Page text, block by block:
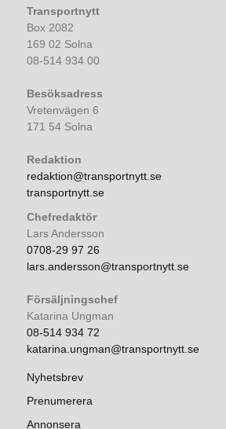
Transportnytt
Box 2082
169 02 Solna
08-514 934 00
Besöksadress
Vretenvägen 6
171 54 Solna
Redaktion
redaktion@transportnytt.se
transportnytt.se
Chefredaktör
Lars Andersson
0708-29 97 26
lars.andersson@transportnytt.se
Försäljningschef
Katarina Ungman
08-514 934 72
katarina.ungman@transportnytt.se
Nyhetsbrev
Prenumerera
Annonsera